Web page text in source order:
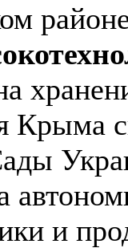
Крыма
и